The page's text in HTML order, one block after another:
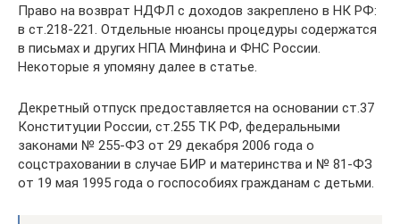
Право на возврат НДФЛ с доходов закреплено в НК РФ:
в ст.218-221. Отдельные нюансы процедуры содержатся
в письмах и других НПА Минфина и ФНС России.
Некоторые я упомяну далее в статье.
Декретный отпуск предоставляется на основании ст.37
Конституции России, ст.255 ТК РФ, федеральными
законами № 255-ФЗ от 29 декабря 2006 года о
соцстраховании в случае БИР и материнства и № 81-ФЗ
от 19 мая 1995 года о госпособиях гражданам с детьми.